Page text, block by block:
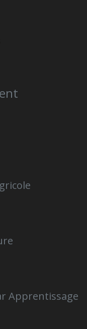
Apprentissage